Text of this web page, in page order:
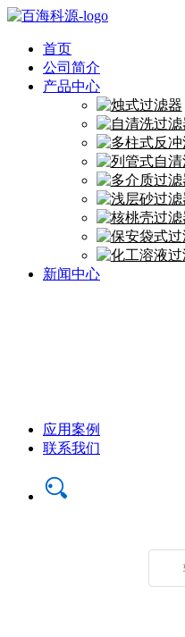
首页
公司简介
产品中心
新闻中心
应用案例
联系我们